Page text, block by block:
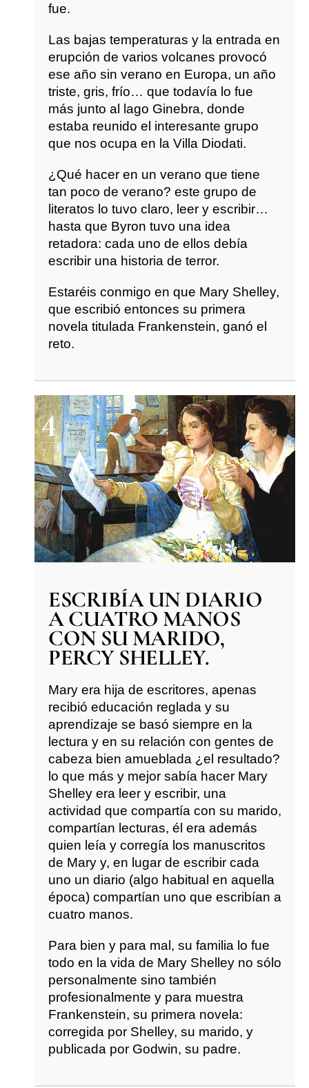
fue.
Las bajas temperaturas y la entrada en
erupción de varios volcanes provocó
ese año sin verano en Europa, un año
triste, gris, frío… que todavía lo fue
más junto al lago Ginebra, donde
estaba reunido el interesante grupo
que nos ocupa en la Villa Diodati.
¿Qué hacer en un verano que tiene
tan poco de verano? este grupo de
literatos lo tuvo claro, leer y escribir…
hasta que Byron tuvo una idea
retadora: cada uno de ellos debía
escribir una historia de terror.
Estaréis conmigo en que Mary Shelley,
que escribió entonces su primera
novela titulada Frankenstein, ganó el
reto.
4
7
ESCRIBÍA UN DIARIO
A CUATRO MANOS
CON SU MARIDO,
PERCY SHELLEY.
Mary era hija de escritores, apenas
recibió educación reglada y su
aprendizaje se basó siempre en la
lectura y en su relación con gentes de
cabeza bien amueblada ¿el resultado?
lo que más y mejor sabía hacer Mary
Shelley era leer y escribir, una
actividad que compartía con su marido,
compartían lecturas, él era además
quien leía y corregía los manuscritos
de Mary y, en lugar de escribir cada
uno un diario (algo habitual en aquella
época) compartían uno que escribían a
cuatro manos.
Para bien y para mal, su familia lo fue
todo en la vida de Mary Shelley no sólo
personalmente sino también
profesionalmente y para muestra
Frankenstein, su primera novela:
corregida por Shelley, su marido, y
publicada por Godwin, su padre.